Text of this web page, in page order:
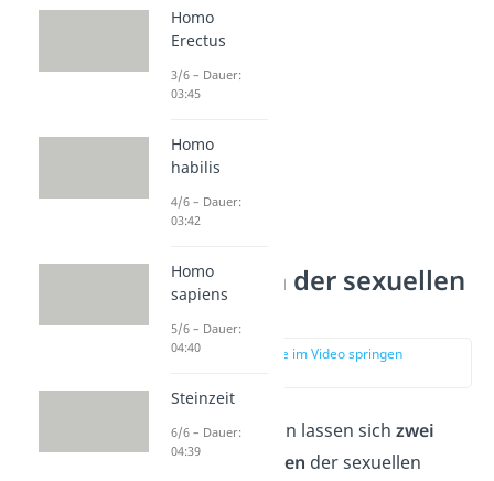
Haupttypen der sexuellen
Selektion
zur Stelle im Video springen
Nach der Definition lassen sich zwei
Hauptmechanismen der sexuellen
Homo
Erectus
3/6 – Dauer:
03:45
Homo
habilis
4/6 – Dauer:
03:42
Homo
sapiens
5/6 – Dauer:
04:40
Steinzeit
6/6 – Dauer:
04:39